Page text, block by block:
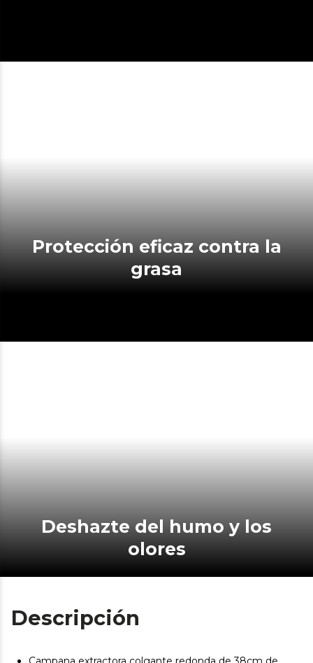
Protección eficaz contra la
grasa
Deshazte del humo y los
olores
Descripción